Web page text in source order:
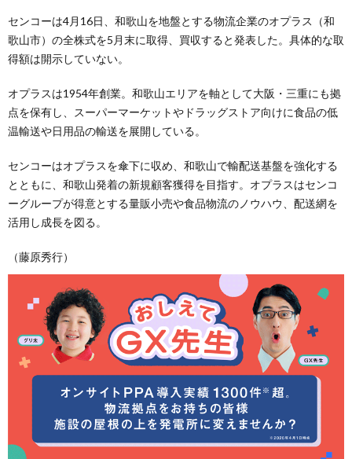
センコーは4月16日、和歌山を地盤とする物流企業のオプラス（和
歌山市）の全株式を5月末に取得、買収すると発表した。具体的な取
得額は開示していない。
オプラスは1954年創業。和歌山エリアを軸として大阪・三重にも拠
点を保有し、スーパーマーケットやドラッグストア向けに食品の低
温輸送や日用品の輸送を展開している。
センコーはオプラスを傘下に収め、和歌山で輸配送基盤を強化する
とともに、和歌山発着の新規顧客獲得を目指す。オプラスはセンコ
ーグループが得意とする量販小売や食品物流のノウハウ、配送網を
活用し成長を図る。
（藤原秀行）